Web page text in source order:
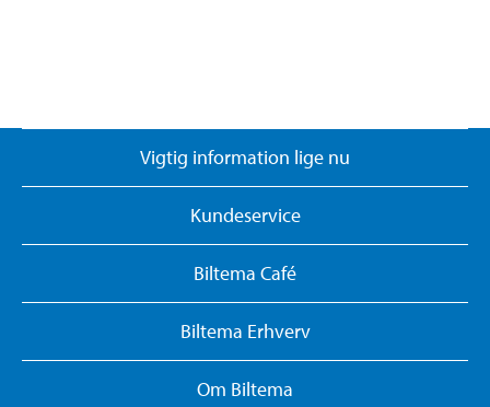
Vigtig information lige nu
Kundeservice
Biltema Café
Biltema Erhverv
Om Biltema